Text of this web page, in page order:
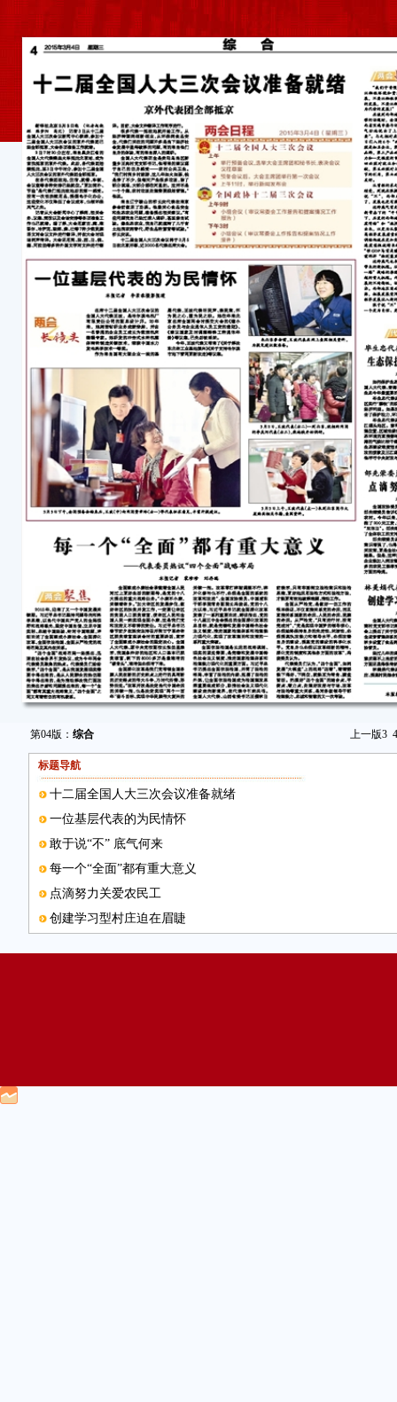
第04版： 综合 上一版3 4
标题导航
十二届全国人大三次会议准备就绪
一位基层代表的为民情怀
敢于说“不” 底气何来
每一个“全面”都有重大意义
点滴努力关爱农民工
创建学习型村庄迫在眉睫